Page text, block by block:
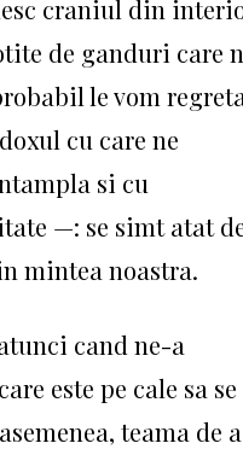
craniul din
de ganduri care
le vom regreta
cu care ne
si cu
—: se simt atat
mintea noastra.
cand ne-a
este pe cale sa se
teama de